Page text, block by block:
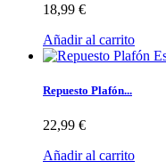
18,99 €
Añadir al carrito
Repuesto Plafón...
22,99 €
Añadir al carrito